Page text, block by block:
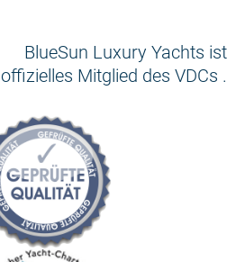
BlueSun Luxury Yachts ist
offizielles Mitglied des VDCs .